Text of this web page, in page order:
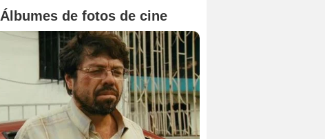
Álbumes de fotos de cine